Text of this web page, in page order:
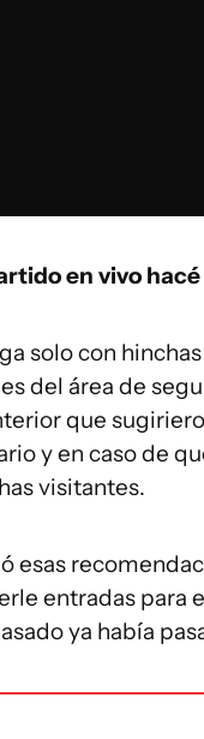
en vivo hacé
solo con
del área de
que
y en caso de
visitantes.
esas
entradas para
ya había